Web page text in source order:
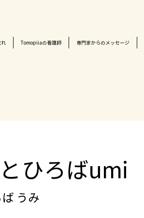
れ Tomopiiaの看護師 専門家からのメッセージ
ひろばumi
うみ